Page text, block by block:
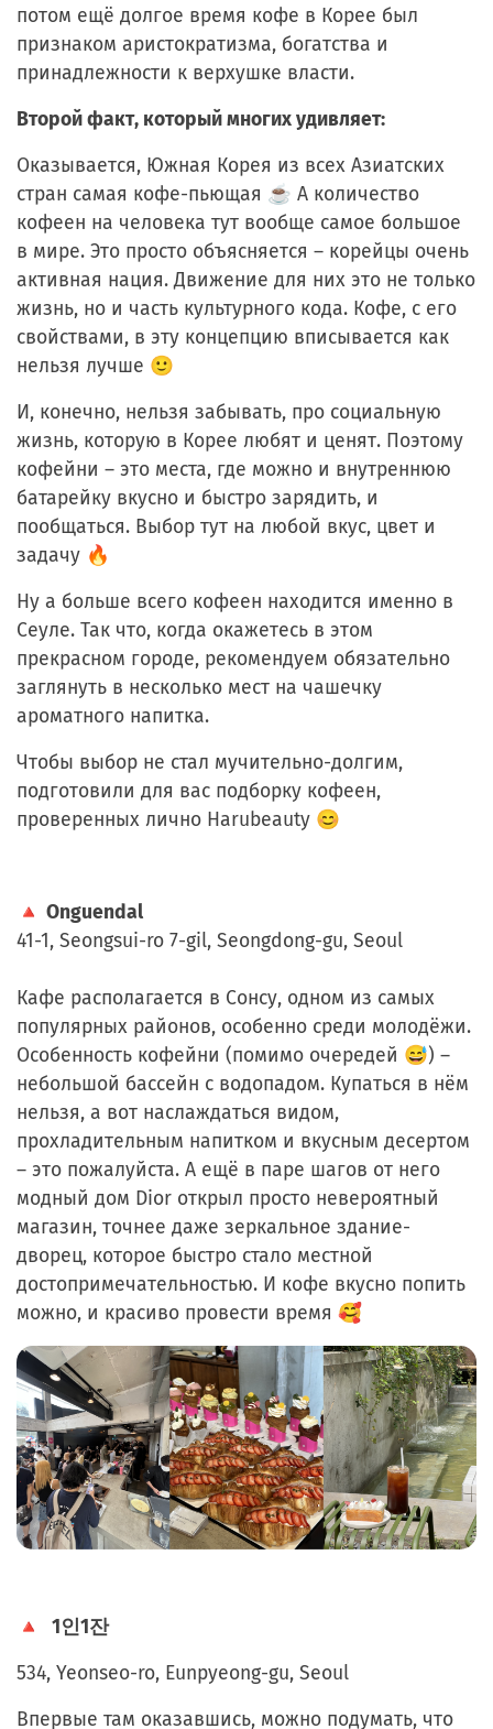
потом ещё долгое время кофе в Корее был
признаком аристократизма, богатства и
принадлежности к верхушке власти.
Второй факт, который многих удивляет:
Оказывается, Южная Корея из всех Азиатских
стран самая кофе-пьющая ☕ А количество
кофеен на человека тут вообще самое большое
в мире. Это просто объясняется – корейцы очень
активная нация. Движение для них это не только
жизнь, но и часть культурного кода. Кофе, с его
свойствами, в эту концепцию вписывается как
нельзя лучше 🙂
И, конечно, нельзя забывать, про социальную
жизнь, которую в Корее любят и ценят. Поэтому
кофейни – это места, где можно и внутреннюю
батарейку вкусно и быстро зарядить, и
пообщаться. Выбор тут на любой вкус, цвет и
задачу 🔥
Ну а больше всего кофеен находится именно в
Сеуле. Так что, когда окажетесь в этом
прекрасном городе, рекомендуем обязательно
заглянуть в несколько мест на чашечку
ароматного напитка.
Чтобы выбор не стал мучительно-долгим,
подготовили для вас подборку кофеен,
проверенных лично Harubeauty 😊
🔺 Onguendal
41-1, Seongsui-ro 7-gil, Seongdong-gu, Seoul
Кафе располагается в Сонсу, одном из самых
популярных районов, особенно среди молодёжи.
Особенность кофейни (помимо очередей 😅) –
небольшой бассейн с водопадом. Купаться в нём
нельзя, а вот наслаждаться видом,
прохладительным напитком и вкусным десертом
– это пожалуйста. А ещё в паре шагов от него
модный дом Dior открыл просто невероятный
магазин, точнее даже зеркальное здание-
дворец, которое быстро стало местной
достопримечательностью. И кофе вкусно попить
можно, и красиво провести время 🥰
🔺 1인1잔
534, Yeonseo-ro, Eunpyeong-gu, Seoul
Впервые там оказавшись, можно подумать, что